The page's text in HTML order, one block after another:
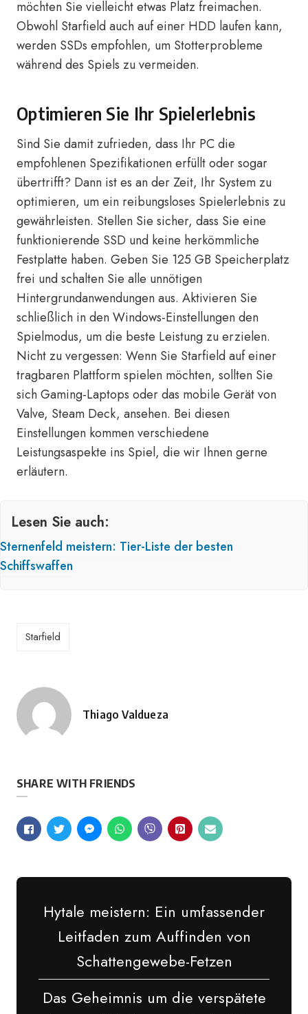
möchten Sie vielleicht etwas Platz freimachen.
Obwohl Starfield auch auf einer HDD laufen kann,
werden SSDs empfohlen, um Stotterprobleme
während des Spiels zu vermeiden.
Optimieren Sie Ihr Spielerlebnis
Sind Sie damit zufrieden, dass Ihr PC die
empfohlenen Spezifikationen erfüllt oder sogar
übertrifft? Dann ist es an der Zeit, Ihr System zu
optimieren, um ein reibungsloses Spielerlebnis zu
gewährleisten. Stellen Sie sicher, dass Sie eine
funktionierende SSD und keine herkömmliche
Festplatte haben. Geben Sie 125 GB Speicherplatz
frei und schalten Sie alle unnötigen
Hintergrundanwendungen aus. Aktivieren Sie
schließlich in den Windows-Einstellungen den
Spielmodus, um die beste Leistung zu erzielen.
Nicht zu vergessen: Wenn Sie Starfield auf einer
tragbaren Plattform spielen möchten, sollten Sie
sich Gaming-Laptops oder das mobile Gerät von
Valve, Steam Deck, ansehen. Bei diesen
Einstellungen kommen verschiedene
Leistungsaspekte ins Spiel, die wir Ihnen gerne
erläutern.
Lesen Sie auch:
Sternenfeld meistern: Tier-Liste der besten
Schiffswaffen
Starfield
Geschrieben
Thiago Valdueza
SHARE WITH FRIENDS
Hytale meistern: Ein umfassender
Leitfaden zum Auffinden von
Schattengewebe-Fetzen
Das Geheimnis um die verspätete